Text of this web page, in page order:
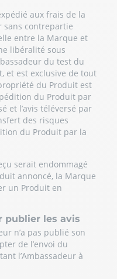
aux frais de la
sans contrepartie
entre la Marque et
libéralité sous
du test du
et est exclusive de tout
du Produit est
du Produit par
et l’avis téléversé par
des risques
du Produit par la
serait endommagé
annoncé, la Marque
un Produit en
publier les avis
n’a pas publié son
de l’envoi du
l’Ambassadeur à